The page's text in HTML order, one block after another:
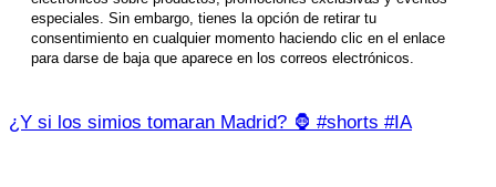
especiales. Sin embargo, tienes la opción de retirar tu
consentimiento en cualquier momento haciendo clic en el enlace
para darse de baja que aparece en los correos electrónicos.
¿Y si los simios tomaran Madrid? 🦍 #shorts #IA